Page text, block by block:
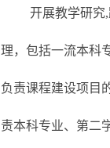
开展教学研究
理，包括一流本科
负责课程建设项目
责本科专业、第二